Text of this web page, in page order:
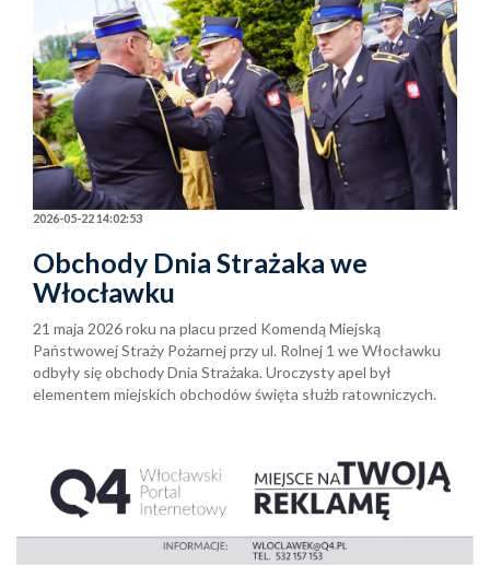
2026-05-22 14:02:53
Obchody Dnia Strażaka we
Włocławku
21 maja 2026 roku na placu przed Komendą Miejską
Państwowej Straży Pożarnej przy ul. Rolnej 1 we Włocławku
odbyły się obchody Dnia Strażaka. Uroczysty apel był
elementem miejskich obchodów święta służb ratowniczych.